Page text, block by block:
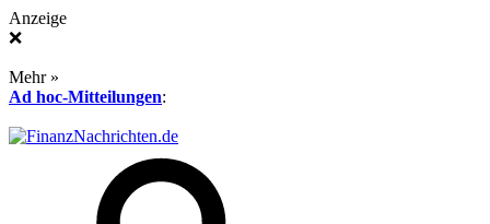
Anzeige
❌
Mehr »
Ad hoc-Mitteilungen: